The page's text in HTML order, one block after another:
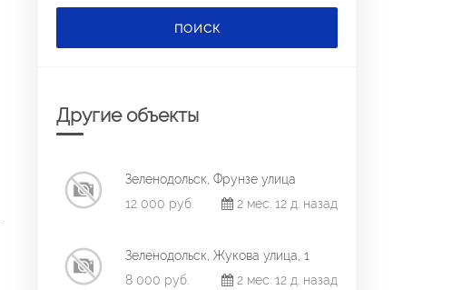
ПОИСК
Другие объекты
Зеленодольск, Фрунзе улица
12 000 руб.
2 мес. 12 д. назад
Зеленодольск, Жукова улица, 1
8 000 руб.
2 мес. 12 д. назад